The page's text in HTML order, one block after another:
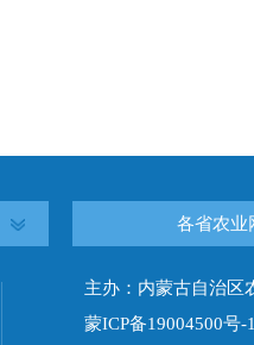
各省农业
主办：内蒙古自治
蒙ICP备19004500号-